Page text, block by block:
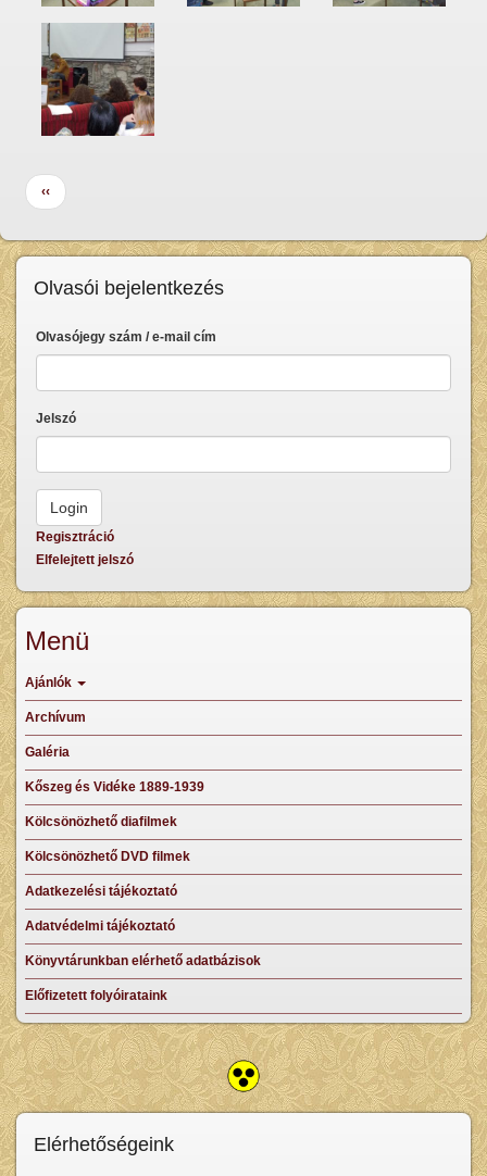
Oldalszámozás
Előző
oldal
‹‹
Olvasói bejelentkezés
Olvasójegy szám / e-mail cím
Jelszó
Regisztráció
Elfelejtett jelszó
Menü
Ajánlók
Archívum
Galéria
Kőszeg és Vidéke 1889-1939
Kölcsönözhető diafilmek
Kölcsönözhető DVD filmek
Adatkezelési tájékoztató
Adatvédelmi tájékoztató
Könyvtárunkban elérhető adatbázisok
Előfizetett folyóirataink
Elérhetőségeink